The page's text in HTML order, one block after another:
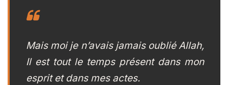
Mais moi je n’avais jamais oublié Allah,
Il est tout le temps présent dans mon
esprit et dans mes actes.